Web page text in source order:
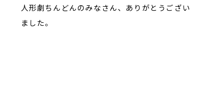
人形劇ちんどんのみなさん、ありがとうござい
ました。